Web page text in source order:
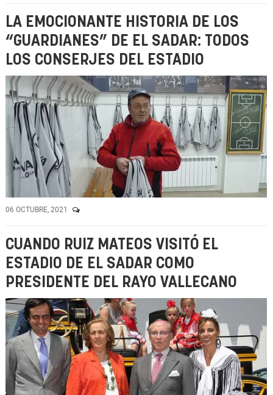
LA EMOCIONANTE HISTORIA DE LOS
“GUARDIANES” DE EL SADAR: TODOS
LOS CONSERJES DEL ESTADIO
06 OCTUBRE, 2021
CUANDO RUIZ MATEOS VISITÓ EL
ESTADIO DE EL SADAR COMO
PRESIDENTE DEL RAYO VALLECANO